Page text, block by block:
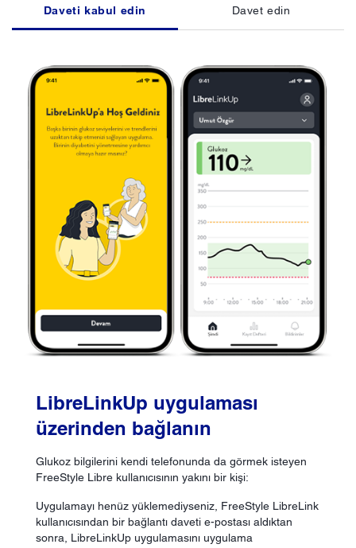
Daveti kabul edin Davet edin
LibreLinkUp uygulaması
üzerinden bağlanın
Glukoz bilgilerini kendi telefonunda da görmek isteyen
FreeStyle Libre kullanıcısının yakını bir kişi:
Uygulamayı henüz yüklemediyseniz, FreeStyle LibreLink
kullanıcısından bir bağlantı daveti e-postası aldıktan
sonra, LibreLinkUp uygulamasını uygulama